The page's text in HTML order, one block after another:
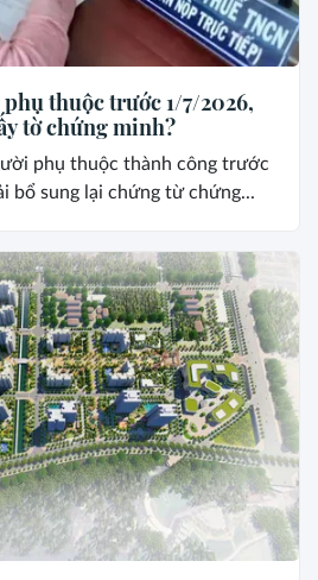
thuộc trước 1/7/2026,
tờ chứng minh?
phụ thuộc thành công trước
bổ sung lại chứng từ chứng...